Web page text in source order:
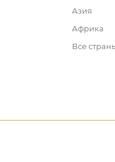
Азия
Африка
Все